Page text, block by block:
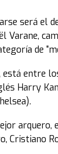
será el
Varane,
de
está entre
Harry
arquero,
Cristiano